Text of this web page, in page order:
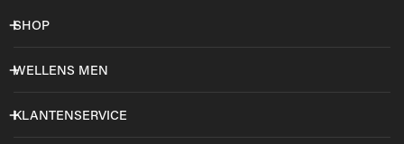
SHOP
WELLENS MEN
KLANTENSERVICE